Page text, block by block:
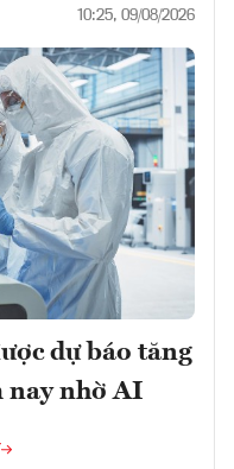
10:25, 09/08/2026
dự báo tăng
nay nhờ AI